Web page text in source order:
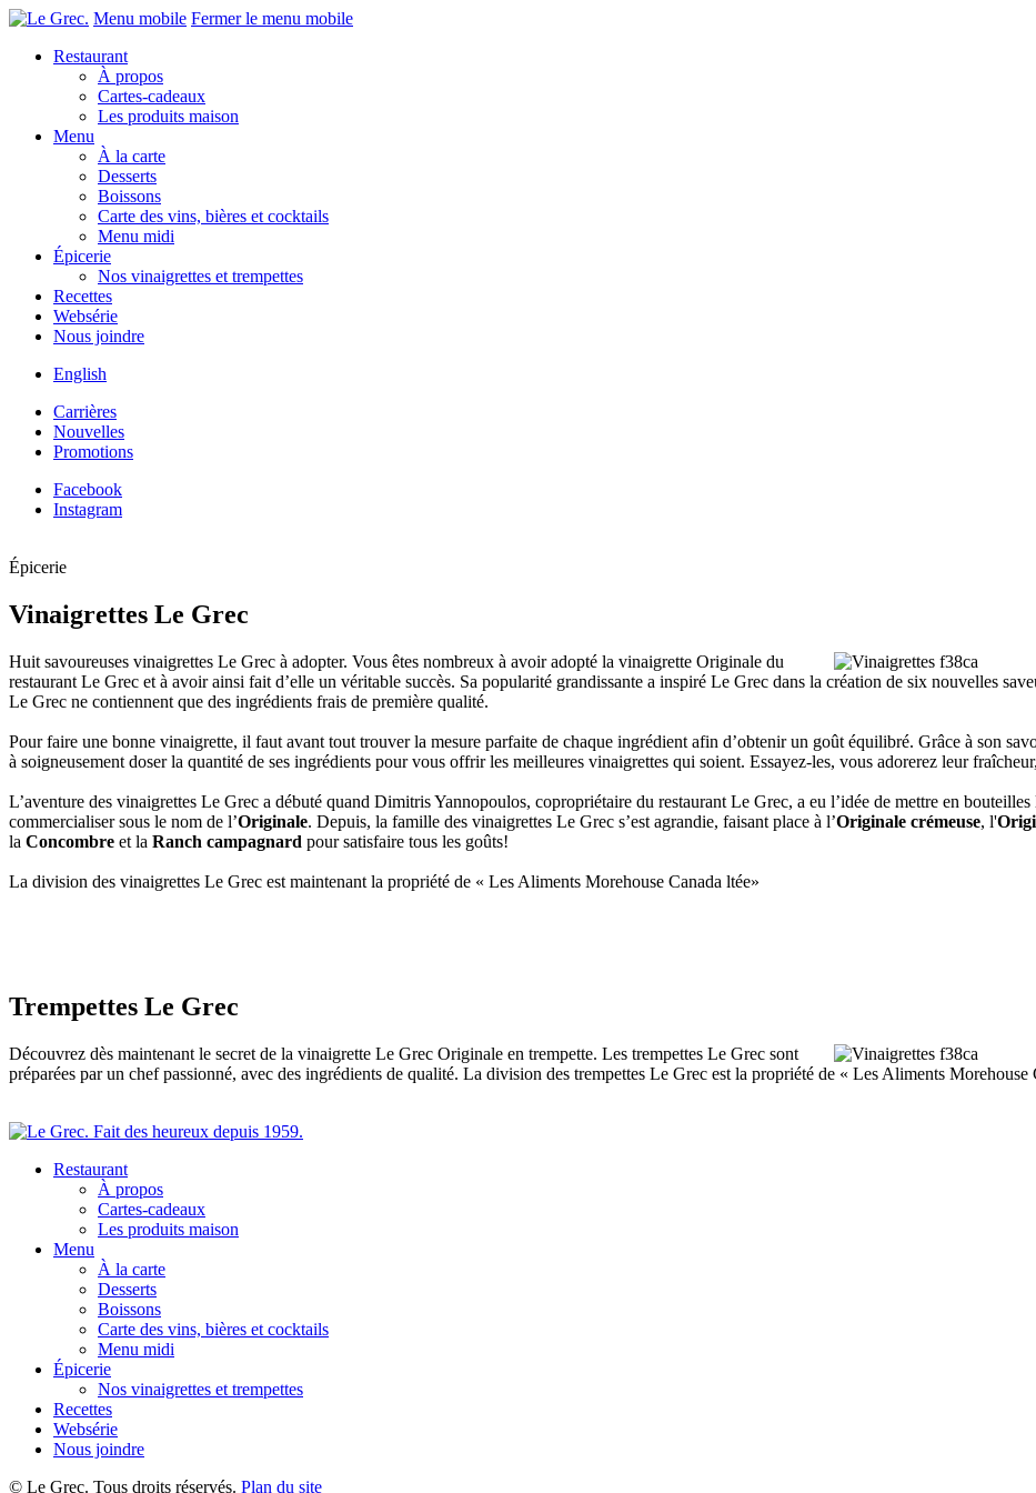
Menu mobile Fermer le menu mobile
Restaurant
À propos
Cartes-cadeaux
Les produits maison
Menu
À la carte
Desserts
Boissons
Carte des vins, bières et cocktails
Menu midi
Épicerie
Nos vinaigrettes et trempettes
Recettes
Websérie
Nous joindre
English
Carrières
Nouvelles
Promotions
Facebook
Instagram
Épicerie
Vinaigrettes Le Grec
Huit savoureuses vinaigrettes Le Grec à adopter. Vous êtes nombreux à avoir adopté la vinaigrette Originale du
restaurant Le Grec et à avoir ainsi fait d’elle un véritable succès. Sa popularité grandissante a inspiré Le Grec dans la création de six nouvelles
Le Grec ne contiennent que des ingrédients frais de première qualité.
Pour faire une bonne vinaigrette, il faut avant tout trouver la mesure parfaite de chaque ingrédient afin d’obtenir un goût équilibré. Grâce à son
à soigneusement doser la quantité de ses ingrédients pour vous offrir les meilleures vinaigrettes qui soient. Essayez-les, vous adorerez leur
L’aventure des vinaigrettes Le Grec a débuté quand Dimitris Yannopoulos, copropriétaire du restaurant Le Grec, a eu l’idée de mettre en
commercialiser sous le nom de l’Originale. Depuis, la famille des vinaigrettes Le Grec s’est agrandie, faisant place à l’Originale crémeuse, l'
la Concombre et la Ranch campagnard pour satisfaire tous les goûts!
La division des vinaigrettes Le Grec est maintenant la propriété de « Les Aliments Morehouse Canada ltée»
Trempettes Le Grec
Découvrez dès maintenant le secret de la vinaigrette Le Grec Originale en trempette. Les trempettes Le Grec sont
préparées par un chef passionné, avec des ingrédients de qualité. La division des trempettes Le Grec est la propriété de « Les Aliments Morehouse
Restaurant
À propos
Cartes-cadeaux
Les produits maison
Menu
À la carte
Desserts
Boissons
Carte des vins, bières et cocktails
Menu midi
Épicerie
Nos vinaigrettes et trempettes
Recettes
Websérie
Nous joindre
© Le Grec. Tous droits réservés. Plan du site